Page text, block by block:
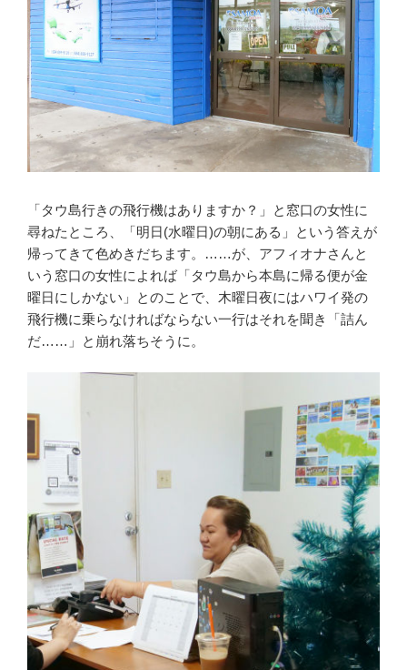
「タウ島行きの飛行機はありますか？」と窓口の女性に
尋ねたところ、「明日(水曜日)の朝にある」という答えが
帰ってきて色めきだちます。……が、アフィオナさんと
いう窓口の女性によれば「タウ島から本島に帰る便が金
曜日にしかない」とのことで、木曜日夜にはハワイ発の
飛行機に乗らなければならない一行はそれを聞き「詰ん
だ……」と崩れ落ちそうに。